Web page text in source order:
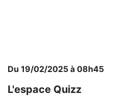
Du 19/02/2025 à 08h45
L'espace Quizz